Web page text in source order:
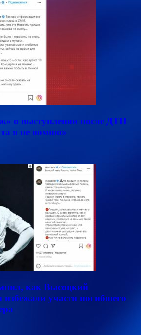
о выступлении после ДТП
я не помню»
как Высоцкий
участи погибшего